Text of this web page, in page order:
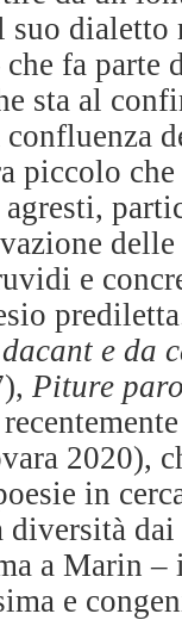
suo
fa parte
sta al
piccolo
delle
e
e da
Piture
2020),
in
diversità
a Marin
e